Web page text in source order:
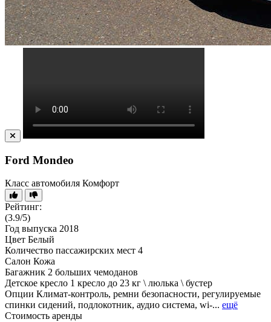
Ford Mondeo
Класс автомобиля Комфорт
Рейтинг:
(3.9/5)
Год выпуска 2018
Цвет Белый
Количество пассажирских мест 4
Салон Кожа
Багажник 2 больших чемоданов
Детское кресло 1 кресло до 23 кг \ люлька \ бустер
Опции Климат-контроль, ремни безопасности, регулируемые
спинки сидений, подлокотник, аудио система, wi-... ещё
Стоимость аренды